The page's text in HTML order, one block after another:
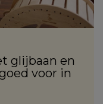
glijbaan en
voor in